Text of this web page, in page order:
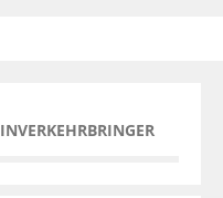
INVERKEHRBRINGER